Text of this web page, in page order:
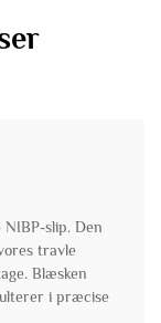
slip. Den
travle
Blæsken
i præcise